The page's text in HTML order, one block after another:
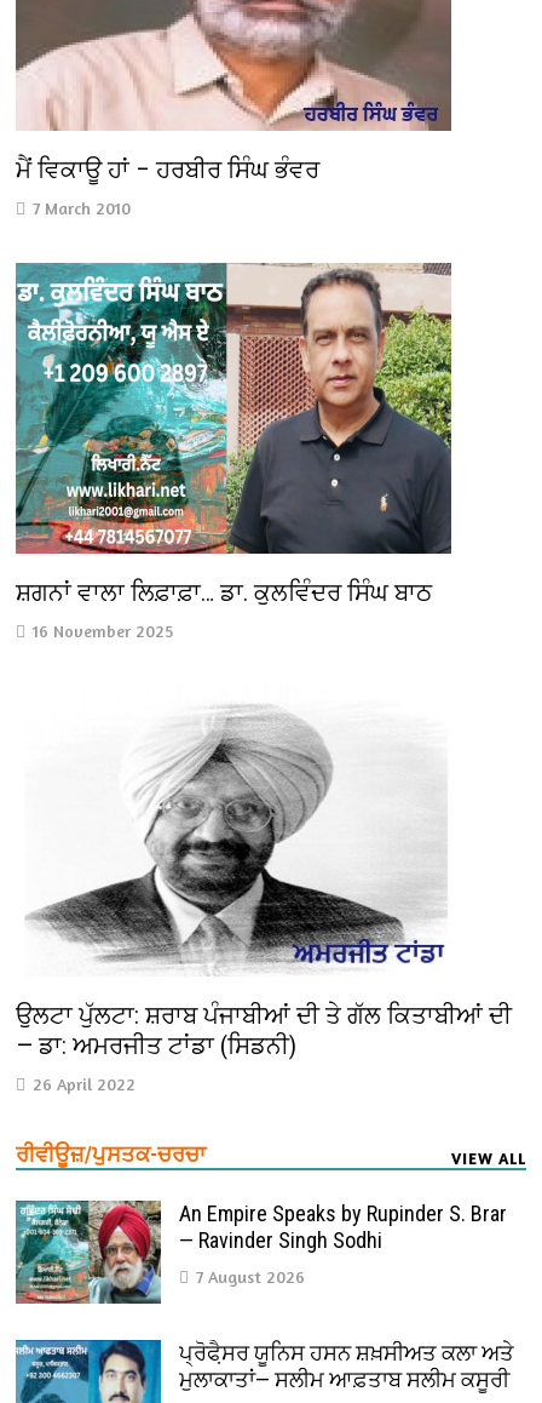
ਮੈਂ ਵਿਕਾਊ ਹਾਂ – ਹਰਬੀਰ ਸਿੰਘ ਭੰਵਰ
7 March 2010
ਸ਼ਗਨਾਂ ਵਾਲਾ ਲਿਫ਼ਾਫ਼ਾ… ਡਾ. ਕੁਲਵਿੰਦਰ ਸਿੰਘ ਬਾਠ
16 November 2025
ਉਲਟਾ ਪੁੱਲਟਾ: ਸ਼ਰਾਬ ਪੰਜਾਬੀਆਂ ਦੀ ਤੇ ਗੱਲ ਕਿਤਾਬੀਆਂ ਦੀ
— ਡਾ: ਅਮਰਜੀਤ ਟਾਂਡਾ (ਸਿਡਨੀ)
26 April 2022
ਰੀਵੀਊਜ਼/ਪੁਸਤਕ-ਚਰਚਾ VIEW ALL
An Empire Speaks by Rupinder S. Brar
— Ravinder Singh Sodhi
7 August 2026
ਪ੍ਰੋਫੈ਼ਸਰ ਯੂਨਿਸ ਹਸਨ ਸ਼ਖ਼ਸੀਅਤ ਕਲਾ ਅਤੇ
ਮੁਲਾਕਾਤਾਂ— ਸਲੀਮ ਆਫ਼ਤਾਬ ਸਲੀਮ ਕਸੂਰੀ